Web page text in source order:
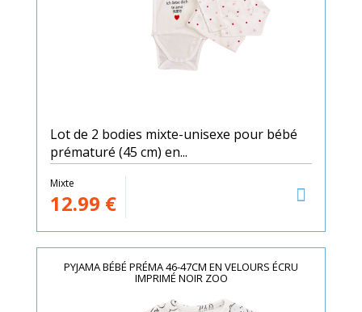
Lot de 2 bodies mixte-unisexe pour bébé
prématuré (45 cm) en...
Mixte
12.99 €
PYJAMA BÉBÉ PRÉMA 46-47CM EN VELOURS ÉCRU
IMPRIMÉ NOIR ZOO